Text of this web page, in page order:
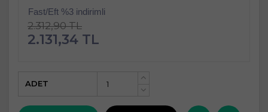
Fast/Eft %3 indirimli
2.312,90 TL
2.131,34 TL
+
ADET